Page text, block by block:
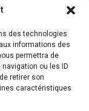
des technologies
informations des
permettra de
ou les ID
retirer son
caractéristiques
à